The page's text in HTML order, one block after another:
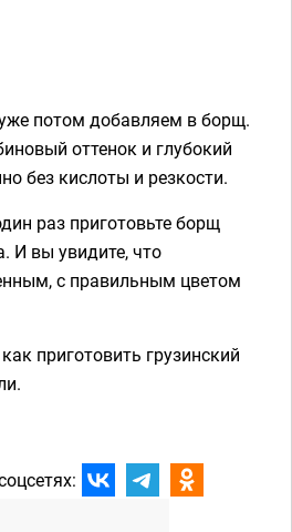
потом добавляем в борщ.
оттенок и глубокий
без кислоты и резкости.
раз приготовьте борщ
И вы увидите, что
с правильным цветом
как приготовить грузинский